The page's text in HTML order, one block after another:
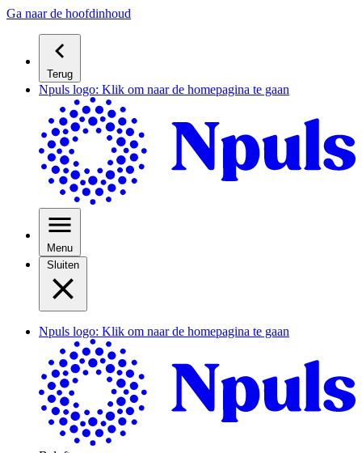
Ga naar de hoofdinhoud
Terug
Npuls logo: Klik om naar de homepagina te gaan
Menu
Sluiten
Npuls logo: Klik om naar de homepagina te gaan